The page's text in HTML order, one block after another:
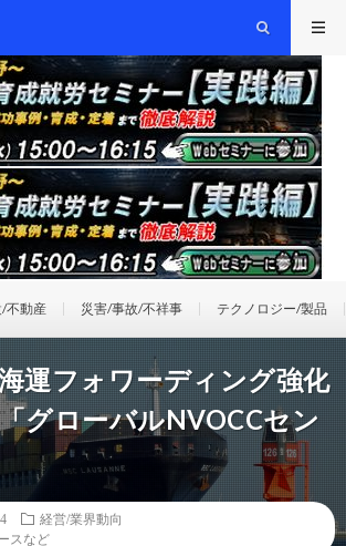
不動産 災害/事故/不祥事 テクノロジー/製品
運フォワーディング強化
グローバルNVOCCセン
経営/業界動向
スなど